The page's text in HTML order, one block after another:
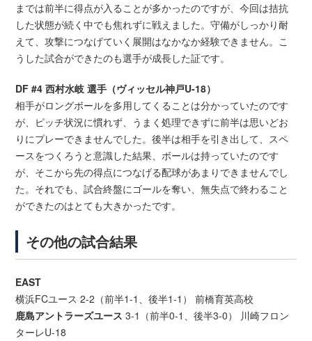
までは前半に得点が入ることが多かったのですが、今回は拮抗
した状態が続く中でも焦れずに戦えました。守備がしっかり耐
えて、攻撃につなげていく展開はなかなか経験できません。こ
うした試合ができたのも選手が成長した証です。
DF #4 西村水岐 選手（ヴィッセル神戸U-18）
相手がロングボールを多用してくることは分かっていたのです
が、ピッチ状況に慣れず、うまく処理できずに前半は思いどお
りにプレーできませんでした。後半は相手を引き出して、スペ
ースをつくろうと意識した結果、ボールは持っていたのです
が、そこから先の得点につなげる配球があまりできませんでし
た。それでも、試合終盤にゴールを奪い、無失点で終わること
ができたのはとても大きかったです。
その他の試合結果
EAST
横浜FCユース 2-2（前半1-1、後半1-1） 前橋育英高校
鹿島アントラーズユース 3-1（前半0-1、後半3-0） 川崎フロン
ターレU-18